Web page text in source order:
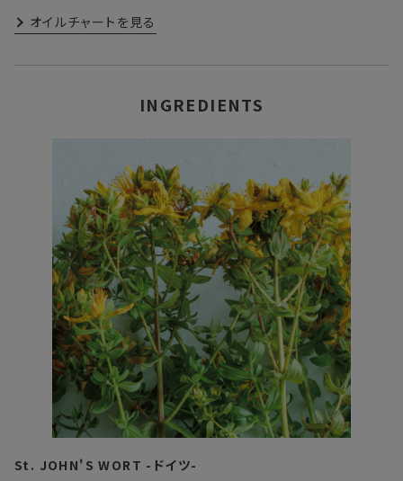
・交通状況や天候による遅延
・複数製品購入により配送手配に時間がかかる
オイルチャートを見る
INGREDIENTS
St. JOHN'S WORT -ドイツ-